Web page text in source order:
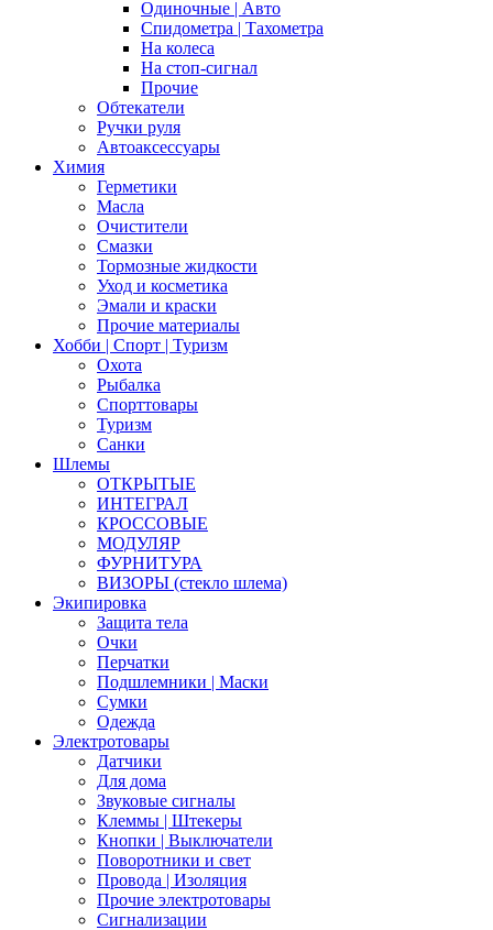
Одиночные | Авто
Спидометра | Тахометра
На колеса
На стоп-сигнал
Прочие
Обтекатели
Ручки руля
Автоаксессуары
Химия
Герметики
Масла
Очистители
Смазки
Тормозные жидкости
Уход и косметика
Эмали и краски
Прочие материалы
Хобби | Cпорт | Туризм
Охота
Рыбалка
Спорттовары
Туризм
Санки
Шлемы
ОТКРЫТЫЕ
ИНТЕГРАЛ
КРОССОВЫЕ
МОДУЛЯР
ФУРНИТУРА
ВИЗОРЫ (стекло шлема)
Экипировка
Защита тела
Очки
Перчатки
Подшлемники | Маски
Сумки
Одежда
Электротовары
Датчики
Для дома
Звуковые сигналы
Клеммы | Штекеры
Кнопки | Выключатели
Поворотники и свет
Провода | Изоляция
Прочие электротовары
Сигнализации